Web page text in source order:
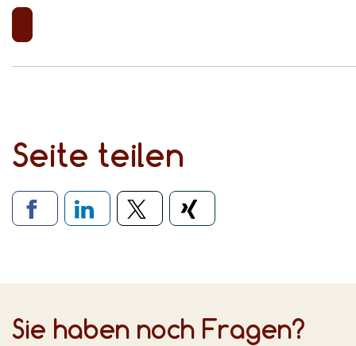
Seite teilen
Verlinkung zu
Sie haben noch Fragen?